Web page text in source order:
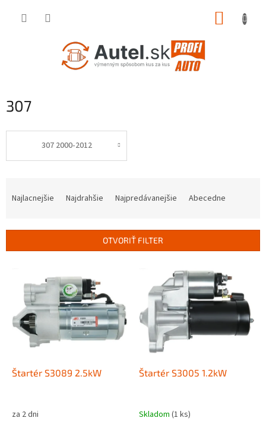
307
307 2000-2012
i
Najlacnejšie Najdrahšie Najpredávanejšie Abecedne
OTVORIŤ FILTER
Štartér S3089 2.5kW
za 2 dni
Štartér S3005 1.2kW
Skladom (1 ks)